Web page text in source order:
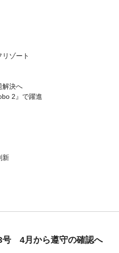
ゾート
解決へ
2』で躍進
新
4月から遵守の確認へ